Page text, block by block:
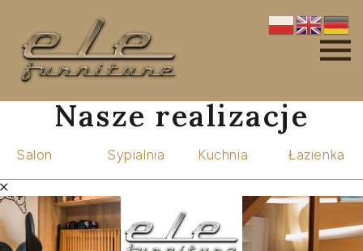
Nasze realizacje
Salon Sypialnia Kuchnia Łazienka